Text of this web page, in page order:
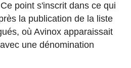
point s'inscrit dans ce qui
la publication de la liste
où Avinox apparaissait
une dénomination